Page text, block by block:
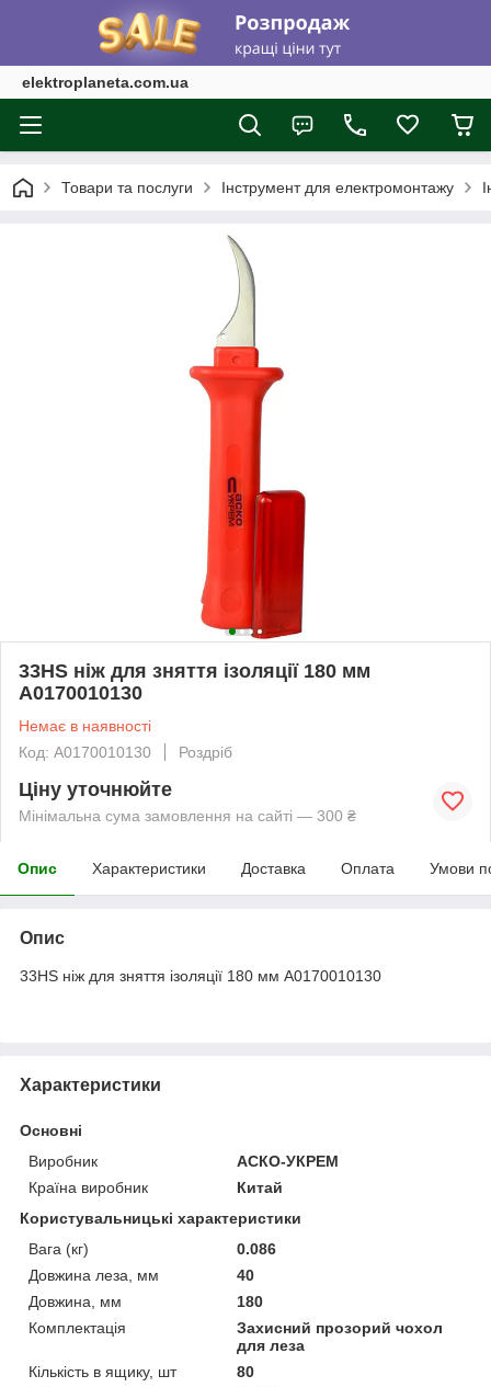
elektroplaneta.com.ua
Товари та послуги Інструмент для електромонтажу
33HS ніж для зняття ізоляції 180 мм
A0170010130
Немає в наявності
Код: A0170010130
Роздріб
Ціну уточнюйте
Мінімальна сума замовлення на сайті — 300 ₴
Опис Характеристики Доставка Оплата Умови
Опис
33HS ніж для зняття ізоляції 180 мм A0170010130
Характеристики
Основні
Виробник
АСКО-УКРЕМ
Країна виробник
Китай
Користувальницькі характеристики
Вага (кг)
0.086
Довжина леза, мм
40
Довжина, мм
180
Комплектація
Захисний прозорий чохол
для леза
Кількість в ящику, шт
80